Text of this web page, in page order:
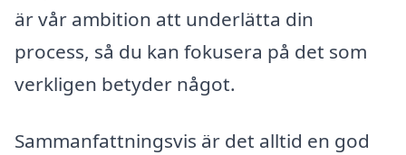
är vår ambition att underlätta din
process, så du kan fokusera på det som
verkligen betyder något.
Sammanfattningsvis är det alltid en god